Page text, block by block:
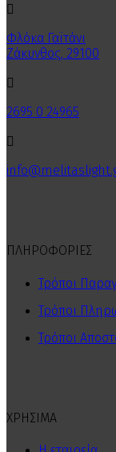

Φλόκα Γαϊτάνι
Ζάκυνθος, 29100

2695 0 24965

ΠΛΗΡΟΦΟΡΙΕΣ
Τρόποι
Τρόποι
Τρόποι
ΧΡΗΣΙΜΑ